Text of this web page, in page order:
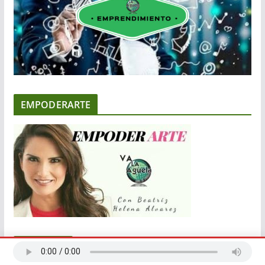
EMPODERARTE
NOTICIAS